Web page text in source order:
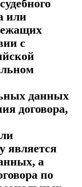
или
с
данных
договора,
является
а
по